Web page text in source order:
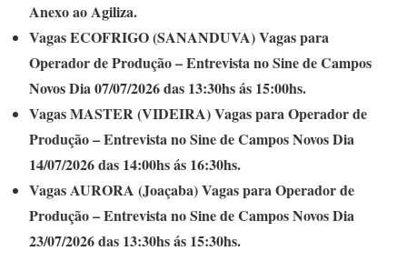
Anexo ao Agiliza.
Vagas ECOFRIGO (SANANDUVA) Vagas para
Operador de Produção – Entrevista no Sine de Campos
Novos Dia 07/07/2026 das 13:30hs ás 15:00hs.
Vagas MASTER (VIDEIRA) Vagas para Operador de
Produção – Entrevista no Sine de Campos Novos Dia
14/07/2026 das 14:00hs ás 16:30hs.
Vagas AURORA (Joaçaba) Vagas para Operador de
Produção – Entrevista no Sine de Campos Novos Dia
23/07/2026 das 13:30hs ás 15:30hs.